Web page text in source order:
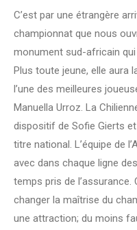
C’est par une étrangère
championnat que nous
monument sud-africain
Plus toute jeune, elle aura
l’une des meilleures
Manuella Urroz. La
dispositif de Sofie Gierts
titre national. L’équipe de
avec dans chaque ligne
temps pris de l’assurance.
changer la maîtrise du
une attraction; du moins